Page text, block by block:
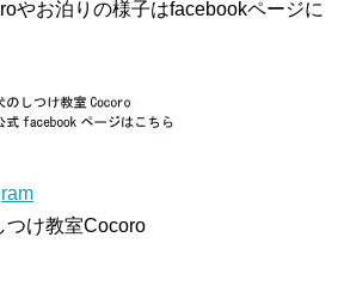
やお泊りの様子はfacebookページに
つけ教室Cocoro